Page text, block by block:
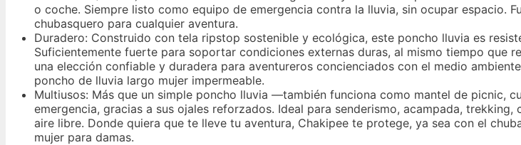
o coche. Siempre listo como equipo de emergencia contra la lluvia, sin ocupar espacio.
chubasquero para cualquier aventura.
Duradero: Construido con tela ripstop sostenible y ecológica, este poncho lluvia es
Suficientemente fuerte para soportar condiciones externas duras, al mismo tiempo que
una elección confiable y duradera para aventureros concienciados con el medio
poncho de lluvia largo mujer impermeable.
Multiusos: Más que un simple poncho lluvia —también funciona como mantel de picnic,
emergencia, gracias a sus ojales reforzados. Ideal para senderismo, acampada,
aire libre. Donde quiera que te lleve tu aventura, Chakipee te protege, ya sea con el
mujer para damas.